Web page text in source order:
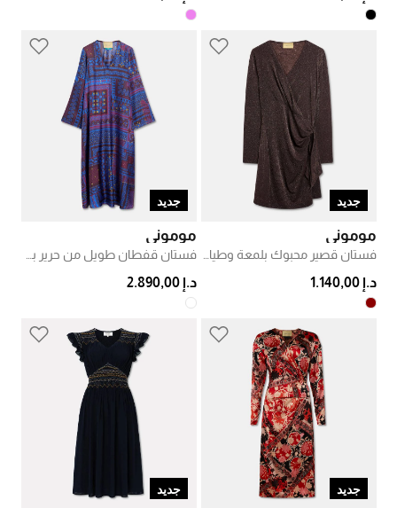
جديد
موموني
د.إ 1.140,00
جديد
موموني
د.إ 2.890,00
جديد جديد